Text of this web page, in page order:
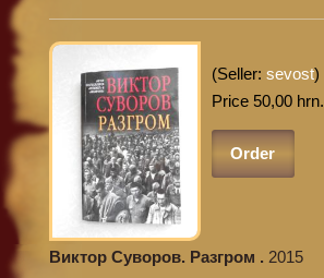
(Seller: sevost)
Price 50,00 hrn.
Order
Виктор Суворов. Разгром . 2015